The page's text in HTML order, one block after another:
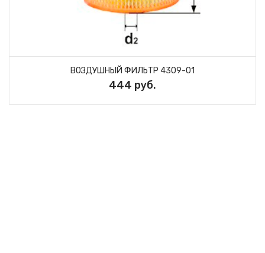
ВОЗДУШНЫЙ ФИЛЬТР 4309-01
444 руб.